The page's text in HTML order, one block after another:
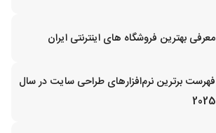
معرفی بهترین فروشگاه های اینترنتی ایران
فهرست برترین نرم‌افزارهای طراحی سایت در سال
2025